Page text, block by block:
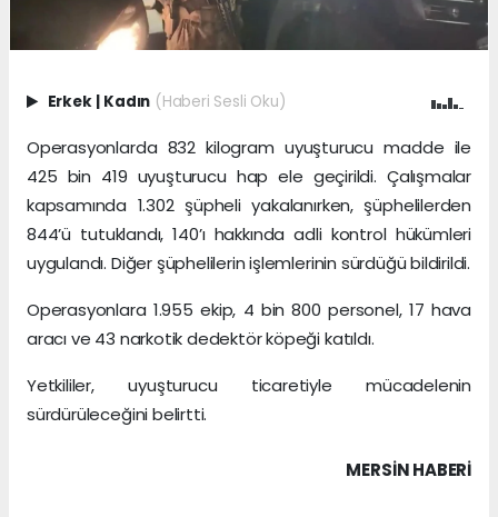
Erkek | Kadın (Haberi Sesli Oku)
Operasyonlarda 832 kilogram uyuşturucu madde ile
425 bin 419 uyuşturucu hap ele geçirildi. Çalışmalar
kapsamında 1.302 şüpheli yakalanırken, şüphelilerden
844’ü tutuklandı, 140’ı hakkında adli kontrol hükümleri
uygulandı. Diğer şüphelilerin işlemlerinin sürdüğü bildirildi.
Operasyonlara 1.955 ekip, 4 bin 800 personel, 17 hava
aracı ve 43 narkotik dedektör köpeği katıldı.
Yetkililer, uyuşturucu ticaretiyle mücadelenin
sürdürüleceğini belirtti.
MERSIN HABERİ